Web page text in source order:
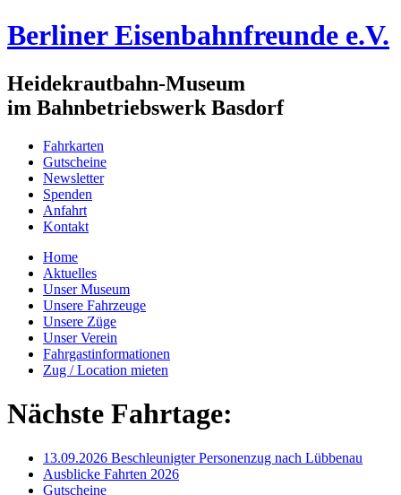
Berliner Eisenbahnfreunde e.V.
Heidekrautbahn-Museum
im Bahnbetriebswerk Basdorf
Fahrkarten
Gutscheine
Newsletter
Spenden
Anfahrt
Kontakt
Home
Aktuelles
Unser Museum
Unsere Fahrzeuge
Unsere Züge
Unser Verein
Fahrgastinformationen
Zug / Location mieten
Nächste Fahrtage:
13.09.2026 Beschleunigter Personenzug nach Lübbenau
Ausblicke Fahrten 2026
Gutscheine